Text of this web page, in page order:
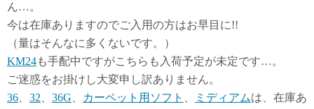
ん…。
今は在庫ありますのでご入用の方はお早目に!!
（量はそんなに多くないです。）
KM24も手配中ですがこちらも入荷予定が未定です…。
ご迷惑をお掛けし大変申し訳ありません。
36
32 36G カーペット用ソフト ミディアムは、在庫あ